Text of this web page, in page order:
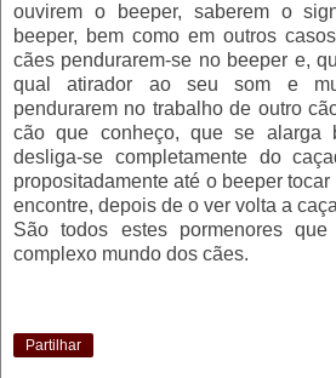
ouvirem o beeper, saberem o
beeper, bem como em outros
cães pendurarem-se no beeper e,
qual atirador ao seu som e
pendurarem no trabalho de outro
cão que conheço, que se alarga
desliga-se completamente do
propositadamente até o beeper
encontre, depois de o ver volta a
São todos estes pormenores
complexo mundo dos cães.
Partilhar